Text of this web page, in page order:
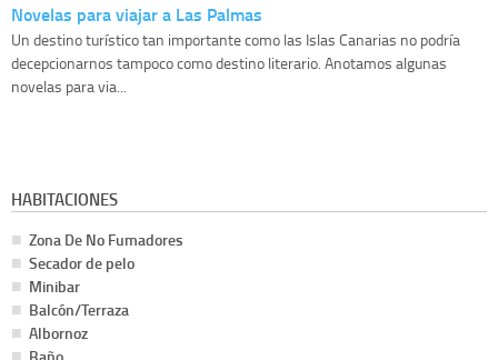
Novelas para viajar a Las Palmas
Un destino turístico tan importante como las Islas Canarias no podría
decepcionarnos tampoco como destino literario. Anotamos algunas
novelas para via...
HABITACIONES
Zona De No Fumadores
Secador de pelo
Minibar
Balcón/Terraza
Albornoz